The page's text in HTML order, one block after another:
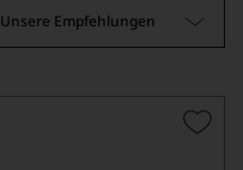
Unsere Empfehlungen